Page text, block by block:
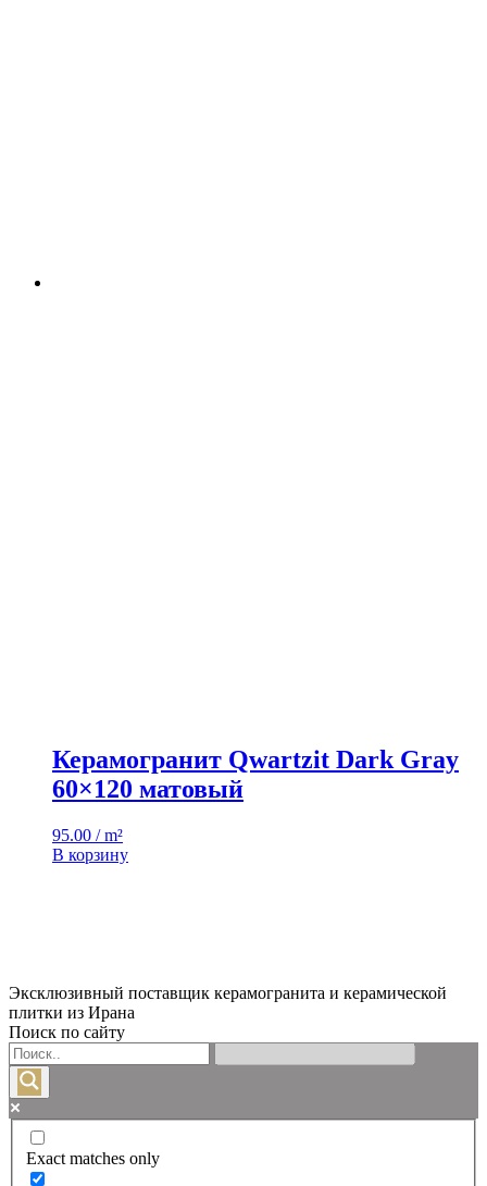
Керамогранит Qwartzit Dark Gray
60×120 матовый
95.00 / m²
В корзину
Эксклюзивный поставщик керамогранита и керамической
плитки из Ирана
Поиск по сайту
Exact matches only